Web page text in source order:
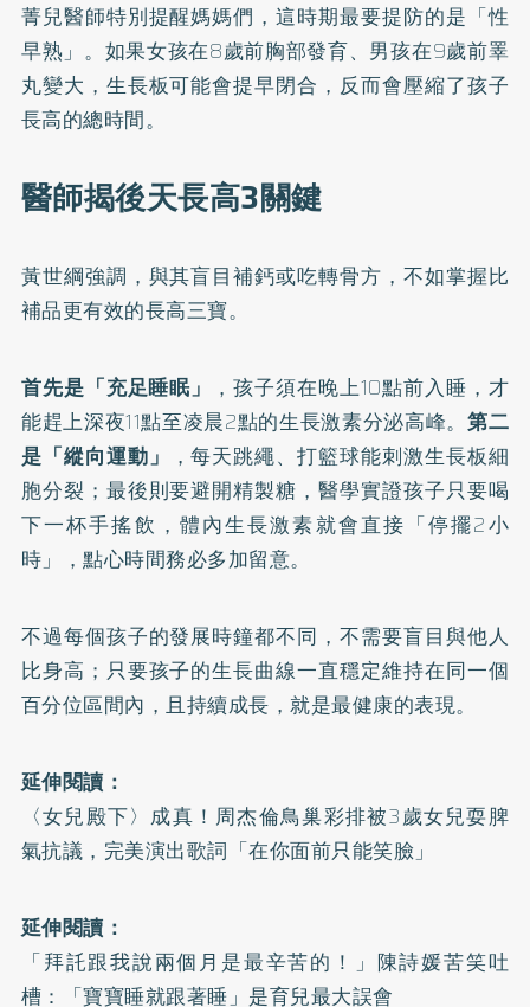
菁兒醫師特別提醒媽媽們，這時期最要提防的是「性
早熟」。如果女孩在8歲前胸部發育、男孩在9歲前睪
丸變大，生長板可能會提早閉合，反而會壓縮了孩子
長高的總時間。
醫師揭後天長高3關鍵
黃世綱強調，與其盲目補鈣或吃轉骨方，不如掌握比
補品更有效的長高三寶。
首先是「充足睡眠」
，孩子須在晚上10點前入睡，才
能趕上深夜11點至凌晨2點的生長激素分泌高峰。 第二
是「縱向運動」
，每天跳繩、打籃球能刺激生長板細
胞分裂；最後則要避開精製糖，醫學實證孩子只要喝
下一杯手搖飲，體內生長激素就會直接「停擺2小
時」，點心時間務必多加留意。
不過每個孩子的發展時鐘都不同，不需要盲目與他人
比身高；只要孩子的生長曲線一直穩定維持在同一個
百分位區間內，且持續成長，就是最健康的表現。
延伸閱讀：
〈女兒殿下〉成真！周杰倫鳥巢彩排被3歲女兒耍脾
氣抗議，完美演出歌詞「在你面前只能笑臉」
延伸閱讀：
「拜託跟我說兩個月是最辛苦的！」陳詩媛苦笑吐
槽：「寶寶睡就跟著睡」是育兒最大誤會